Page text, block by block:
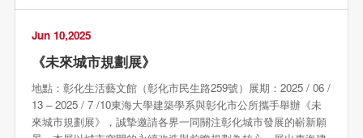
Jun 10,2025
《未來城市規劃展》
地點：彰化生活藝文館（彰化市民生路259號）展期：2025 / 06 /
13 – 2025 / 7 /10東海大學建築學系與彰化市公所攜手舉辦《未
來城市規劃展》，誠摯邀請各界一同關注彰化城市發展的嶄新願